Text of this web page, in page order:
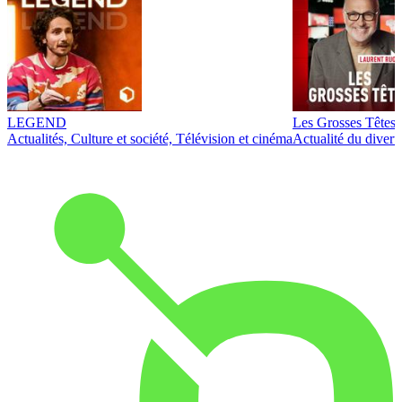
LEGEND
Actualités, Culture et société, Télévision et cinéma
Les Grosses Têtes
Actualité du